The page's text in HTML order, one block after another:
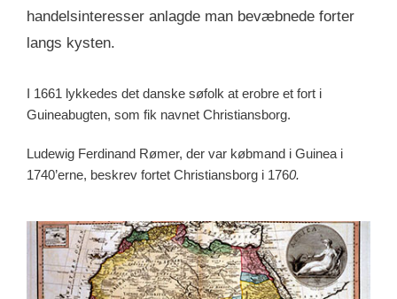
handelsinteresser anlagde man bevæbnede forter
langs kysten.
I 1661 lykkedes det danske søfolk at erobre et fort i
Guineabugten, som fik navnet Christiansborg.
Ludewig Ferdinand Rømer, der var købmand i Guinea i
1740’erne, beskrev fortet Christiansborg i 1760.